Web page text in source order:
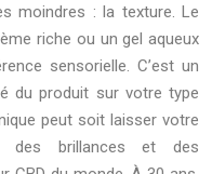
moindres : la texture. Le
riche ou un gel aqueux
sensorielle. C’est un
du produit sur votre type
peut soit laisser votre
des brillances et des